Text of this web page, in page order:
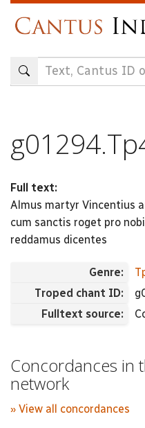
content
Full text:
Almus martyr Vincentius
cum sanctis roget pro
reddamus dicentes
Genre:
Troped chant ID:
Fulltext source:
Concordances in
network
» View all concordances